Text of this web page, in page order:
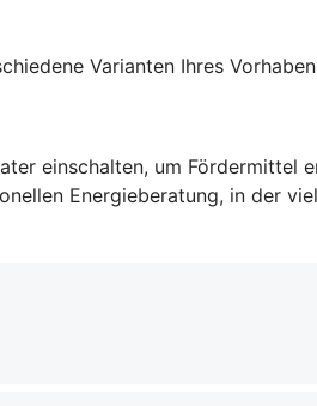
Varianten Ihres
einschalten, um
Energieberatung, in der